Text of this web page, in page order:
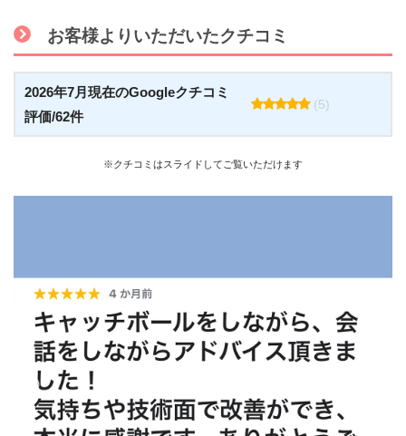
お客様よりいただいたクチコミ
2026年7月現在のGoogleクチコミ
評価/62件
(5)
※クチコミはスライドしてご覧いただけます